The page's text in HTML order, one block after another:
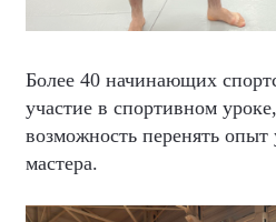
Более 40 начинающих
участие в спортивном
возможность перенять опыт
мастера.